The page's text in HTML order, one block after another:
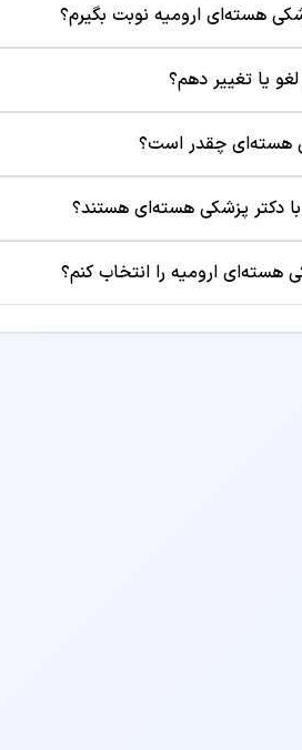
هسته‌ای ارومیه نوبت بگیرم؟
را انتخاب کنید. سپس اطلاعات خود
یا تغییر دهم؟
دیگر نیز بتوانند از آن زمان
هسته‌ای چقدر است؟
جانبی مانند آزمایش یا رادیولوژی
با دکتر پزشکی هسته‌ای هستند؟
یا قبل از رزرو نوبت با مطب تماس
هسته‌ای ارومیه را انتخاب کنم؟